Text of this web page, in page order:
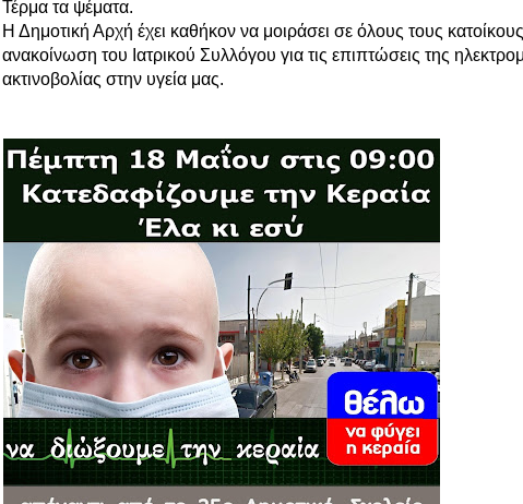
Τέρμα τα ψέματα.
Η Δημοτική Αρχή έχει καθήκον να μοιράσει σε όλους τους κατοίκους
ανακοίνωση του Ιατρικού Συλλόγου για τις επιπτώσεις της
ακτινοβολίας στην υγεία μας.